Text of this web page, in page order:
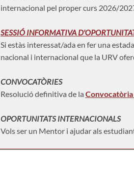
internacional pel proper curs 2026/
SESSIÓ INFORMATIVA
Si estàs interessat/ada en fer una
nacional i internacional que la URV
CONVOCATÒRIES
Resolució definitiva de la
OPORTUNITATS INTERNACIONALS
Vols ser un Mentor i ajudar als